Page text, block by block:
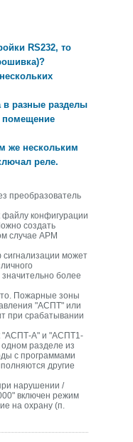
RS232, то
в разные разделы
помещение
же нескольким
реле.
преобразователь
конфигурации
создать
случае АРМ
может
более
Пожарные зоны
"АСПТ" или
при срабатывании
"АСПТ-А" и "АСПТ1-
разделе из
с программами
другие
нарушении /
включен режим
на охрану (п.